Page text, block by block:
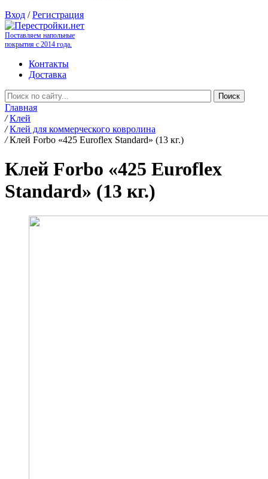
Вход /Регистрация
Поставляем напольные
покрытия с 2014 года.
Контакты
Доставка
Главная
/ Клей
/ Клей для коммерческого ковролина
/ Клей Forbo «425 Euroflex Standard» (13 кг.)
Клей Forbo «425 Euroflex
Standard» (13 кг.)